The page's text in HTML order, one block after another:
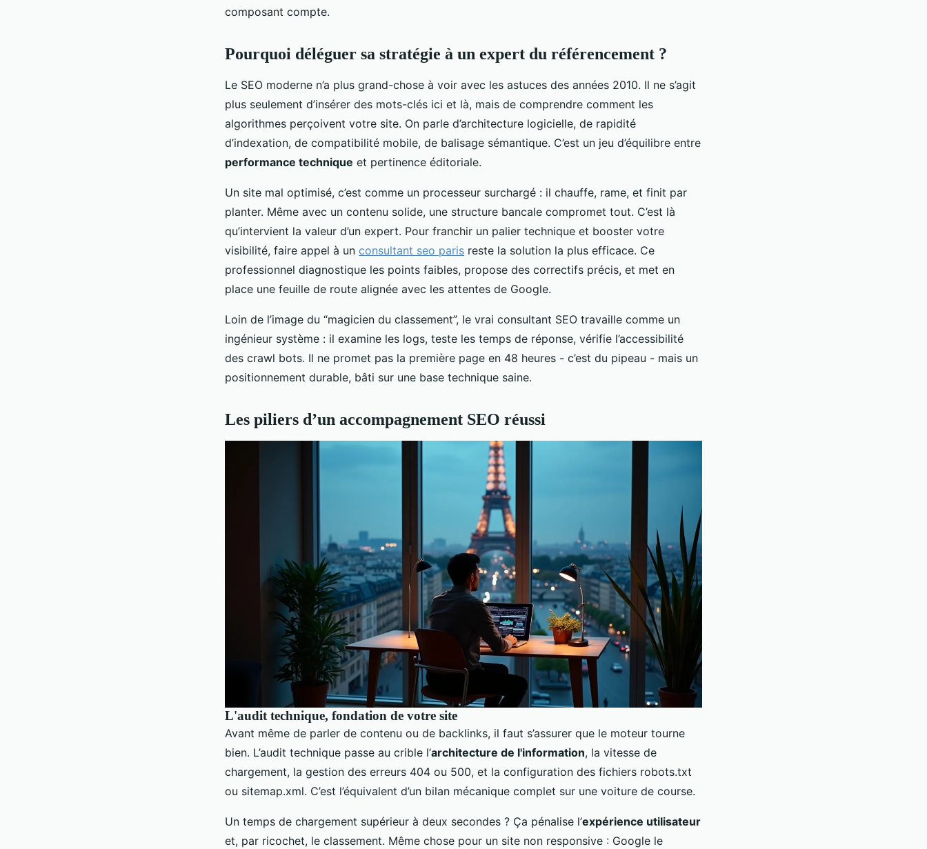
composant compte.
Pourquoi déléguer sa stratégie à un expert du référencement ?
Le SEO moderne n’a plus grand-chose à voir avec les astuces des années 2010. Il ne s’agit
plus seulement d’insérer des mots-clés ici et là, mais de comprendre comment les
algorithmes perçoivent votre site. On parle d’architecture logicielle, de rapidité
d’indexation, de compatibilité mobile, de balisage sémantique. C’est un jeu d’équilibre entre
performance technique et pertinence éditoriale.
Un site mal optimisé, c’est comme un processeur surchargé : il chauffe, rame, et finit par
planter. Même avec un contenu solide, une structure bancale compromet tout. C’est là
qu’intervient la valeur d’un expert. Pour franchir un palier technique et booster votre
visibilité, faire appel à un consultant seo paris reste la solution la plus efficace. Ce
professionnel diagnostique les points faibles, propose des correctifs précis, et met en
place une feuille de route alignée avec les attentes de Google.
Loin de l’image du “magicien du classement”, le vrai consultant SEO travaille comme un
ingénieur système : il examine les logs, teste les temps de réponse, vérifie l’accessibilité
des crawl bots. Il ne promet pas la première page en 48 heures - c’est du pipeau - mais un
positionnement durable, bâti sur une base technique saine.
Les piliers d’un accompagnement SEO réussi
L'audit technique, fondation de votre site
Avant même de parler de contenu ou de backlinks, il faut s’assurer que le moteur tourne
bien. L’audit technique passe au crible l’architecture de l'information, la vitesse de
chargement, la gestion des erreurs 404 ou 500, et la configuration des fichiers robots.txt
ou sitemap.xml. C’est l’équivalent d’un bilan mécanique complet sur une voiture de course.
Un temps de chargement supérieur à deux secondes ? Ça pénalise l’expérience utilisateur
et, par ricochet, le classement. Même chose pour un site non responsive : Google le